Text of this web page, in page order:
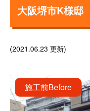
大阪堺市K様
(2021.06.23 更新)
施工前Before